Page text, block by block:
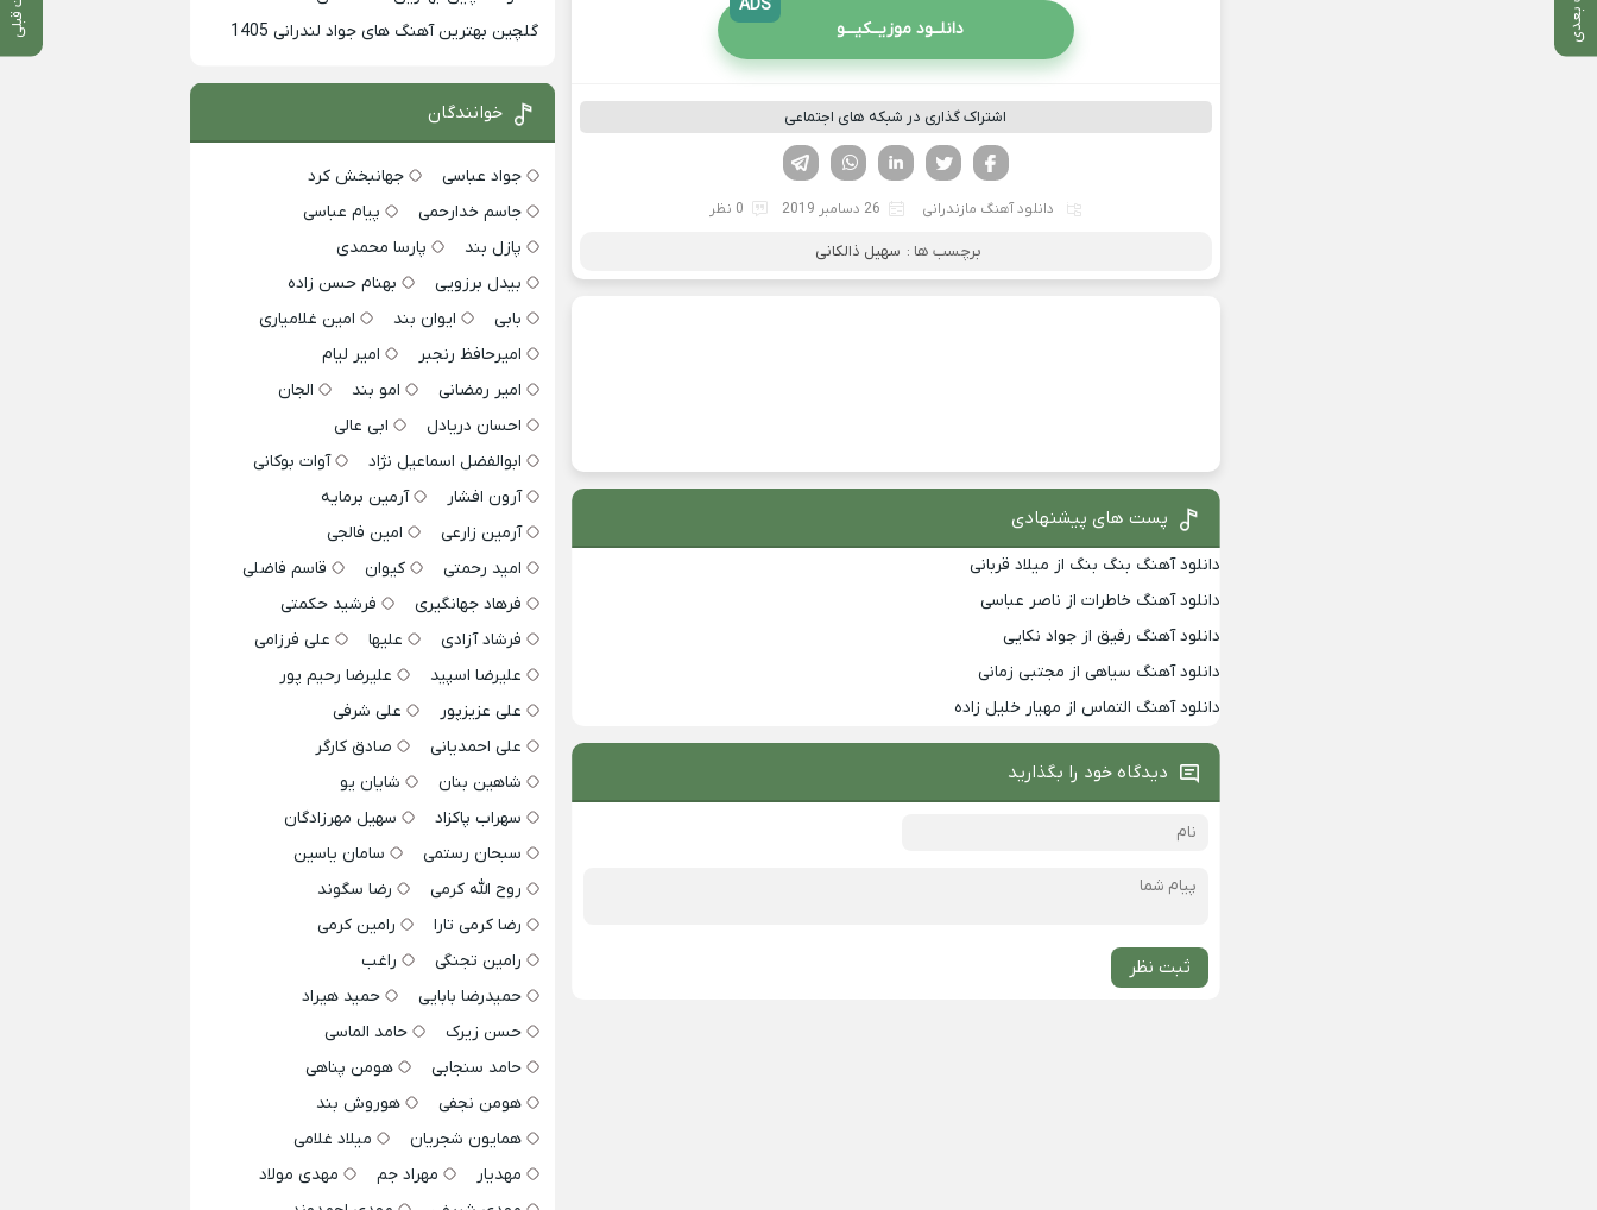
دانلــود موزیــکیـــو
ADS
اشتراک گذاری در شبکه های اجتماعی
لینکدین تویتر
فیسوک
دانلود آهنگ مازندرانی 26 دسامبر 2019 0 نظر
برچسب ها : سهیل ذالکانی
پست های پیشنهادی
دانلود آهنگ بنگ بنگ از میلاد قربانی
دانلود آهنگ خاطرات از ناصر عباسی
دانلود آهنگ رفیق از جواد نکایی
دانلود آهنگ سیاهی از مجتبی زمانی
دانلود آهنگ التماس از مهیار خلیل زاده
دیدگاه خود را بگذارید
ثبت نظر
گلچین بهترین آهنگ های جواد لندرانی 1405
خوانندگان
جواد عباسی
جهانبخش کرد
جاسم خدارحمی
پیام عباسی
پازل بند
پارسا محمدی
بیدل برزویی
بهنام حسن زاده
بابی
ایوان بند
امین غلامیاری
امیرحافظ رنجبر
امیر لیام
امیر رمضانی
امو بند
الجان
احسان دریادل
ابی عالی
ابوالفضل اسماعیل نژاد
آوات بوکانی
آرون افشار
آرمین برمایه
آرمین زارعی
امین فالجی
امید رحمتی
کیوان
قاسم فاضلی
فرهاد جهانگیری
فرشید حکمتی
فرشاد آزادی
علیها
علی فرزامی
علیرضا اسپید
علیرضا رحیم پور
علی عزیزپور
علی شرفی
علی احمدیانی
صادق کارگر
شاهین بنان
شایان یو
سهراب پاکزاد
سهیل مهرزادگان
سبحان رستمی
سامان یاسین
روح الله کرمی
رضا سگوند
رضا کرمی تارا
رامین کرمی
رامین تجنگی
راغب
حمیدرضا بابایی
حمید هیراد
حسن زیرک
حامد الماسی
حامد سنجابی
هومن پناهی
هومن نجفی
هوروش بند
همایون شجریان
میلاد غلامی
مهدیار
مهراد جم
مهدی مولاد